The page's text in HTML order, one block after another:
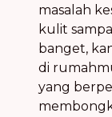
masalah
kulit
banget,
di
yang